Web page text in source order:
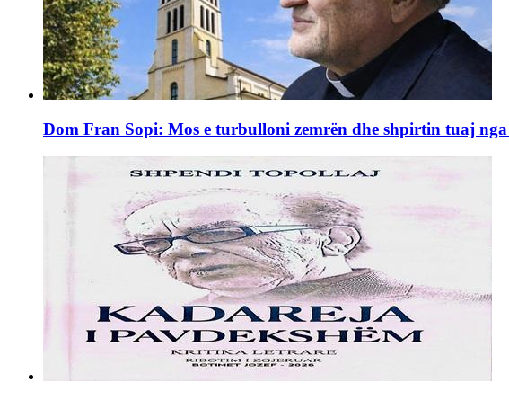
Dom Fran Sopi: Mos e turbulloni zemrën dhe shpirtin tuaj